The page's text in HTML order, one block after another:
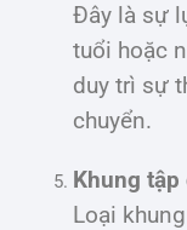
Đây là sự
tuổi hoặc
duy trì sự
chuyển.
Khung
Loại